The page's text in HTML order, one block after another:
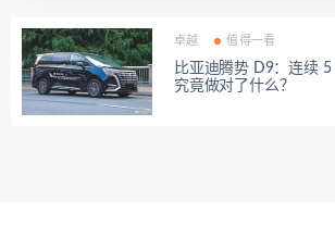
卓越 值得一看
比亚迪腾势 D9：连续
究竟做对了什么？